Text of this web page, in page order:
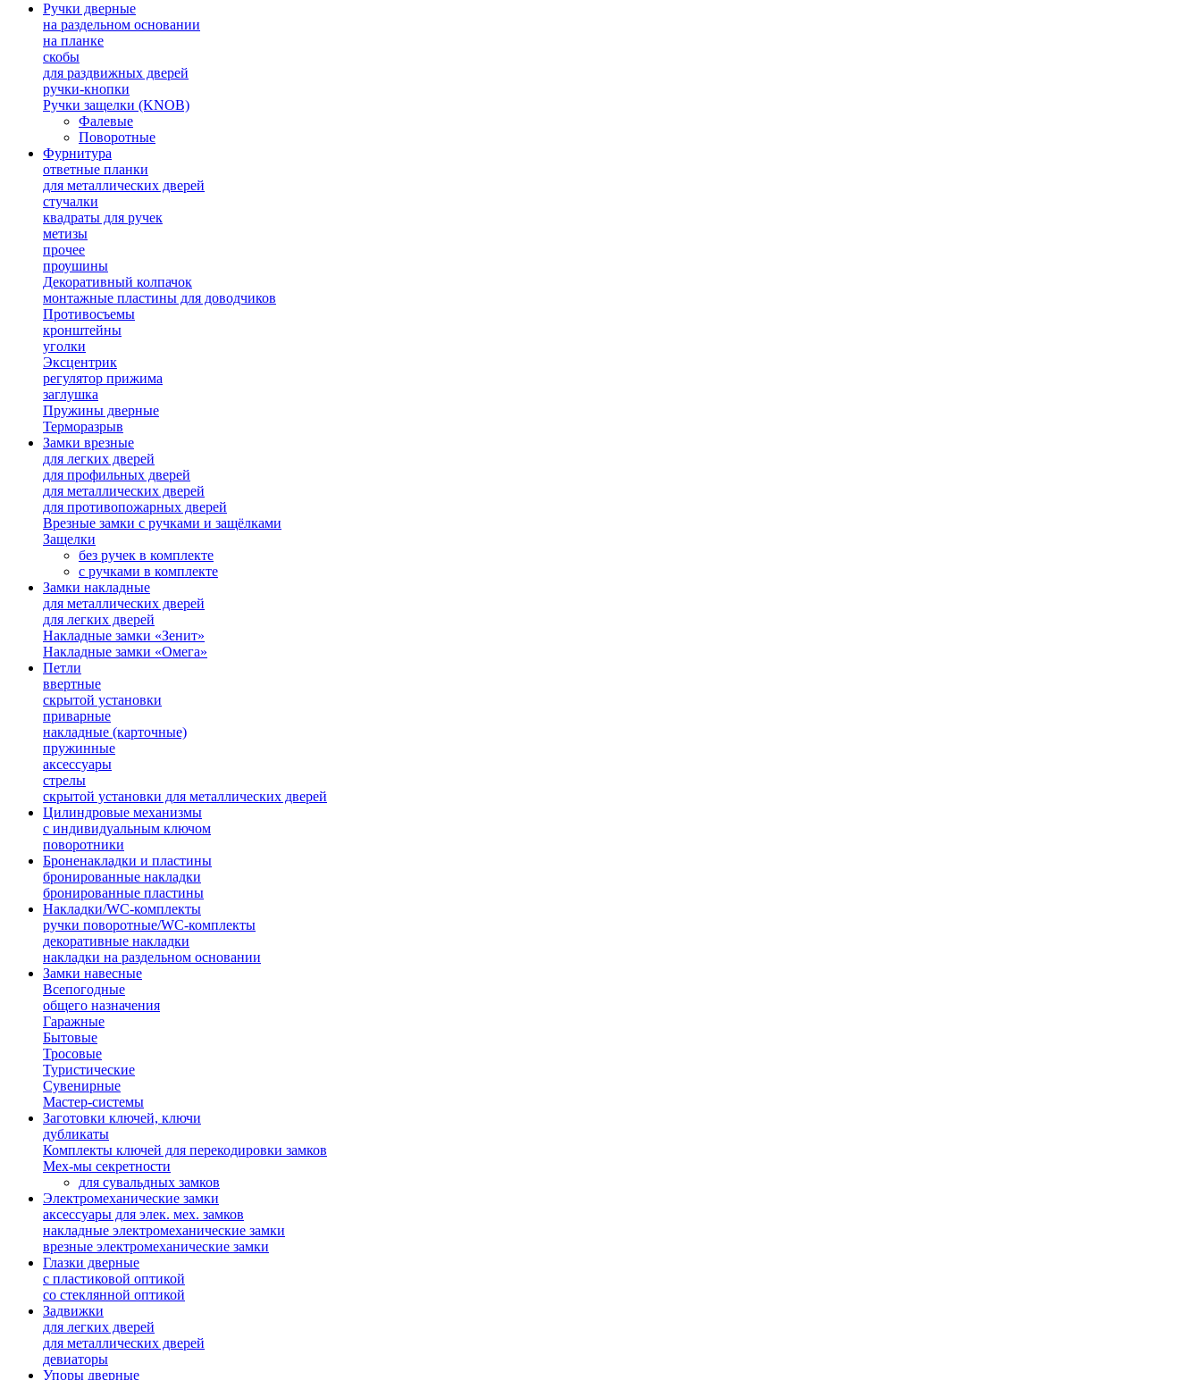
Ручки дверные
на раздельном основании
на планке
скобы
для раздвижных дверей
ручки-кнопки
Ручки защелки (KNOB)
Фалевые
Поворотные
Фурнитура
ответные планки
для металлических дверей
стучалки
квадраты для ручек
метизы
прочее
проушины
Декоративный колпачок
монтажные пластины для доводчиков
Противосъемы
кронштейны
уголки
Эксцентрик
регулятор прижима
заглушка
Пружины дверные
Терморазрыв
Замки врезные
для легких дверей
для профильных дверей
для металлических дверей
для противопожарных дверей
Врезные замки с ручками и защёлками
Защелки
без ручек в комплекте
с ручками в комплекте
Замки накладные
для металлических дверей
для легких дверей
Накладные замки «Зенит»
Накладные замки «Омега»
Петли
ввертные
скрытой установки
приварные
накладные (карточные)
пружинные
аксессуары
стрелы
скрытой установки для металлических дверей
Цилиндровые механизмы
с индивидуальным ключом
поворотники
Броненакладки и пластины
бронированные накладки
бронированные пластины
Накладки/WC-комплекты
ручки поворотные/WC-комплекты
декоративные накладки
накладки на раздельном основании
Замки навесные
Всепогодные
общего назначения
Гаражные
Бытовые
Тросовые
Туристические
Сувенирные
Мастер-системы
Заготовки ключей, ключи
дубликаты
Комплекты ключей для перекодировки замков
Мех-мы секретности
для сувальдных замков
Электромеханические замки
аксессуары для элек. мех. замков
накладные электромеханические замки
врезные электромеханические замки
Глазки дверные
с пластиковой оптикой
со стеклянной оптикой
Задвижки
для легких дверей
для металлических дверей
девиаторы
Упоры дверные